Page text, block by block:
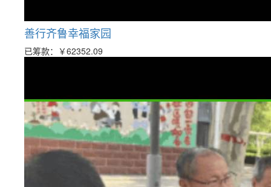
善行齐鲁幸福家园
已筹款： ￥62352.09